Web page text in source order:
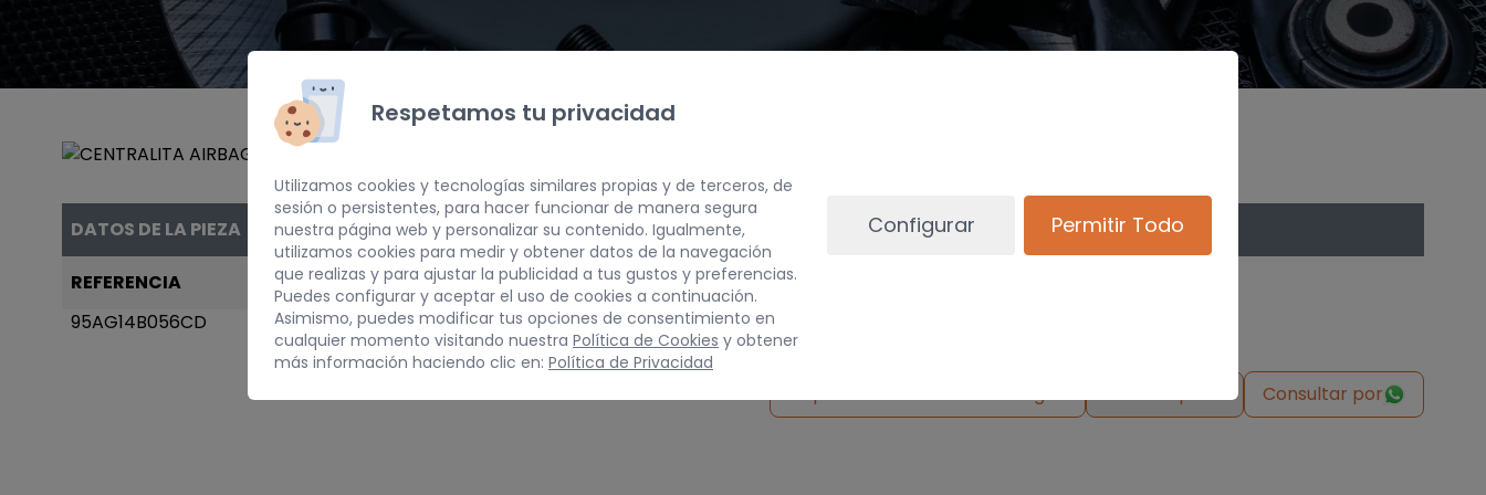
DATOS DE LA PIEZA
REFERENCIA
95AG14B056CD
AÑO
1995
PESO
3 kg
Inspeccionar vehículo de origen Solicitar pieza Consultar por
Respetamos tu privacidad
Utilizamos cookies y tecnologías similares propias y de terceros, de
sesión o persistentes, para hacer funcionar de manera segura
nuestra página web y personalizar su contenido. Igualmente,
utilizamos cookies para medir y obtener datos de la navegación
que realizas y para ajustar la publicidad a tus gustos y preferencias.
Puedes configurar y aceptar el uso de cookies a continuación.
Asimismo, puedes modificar tus opciones de consentimiento en
cualquier momento visitando nuestra Política de Cookies y obtener
más información haciendo clic en: Política de Privacidad
Configurar Permitir Todo